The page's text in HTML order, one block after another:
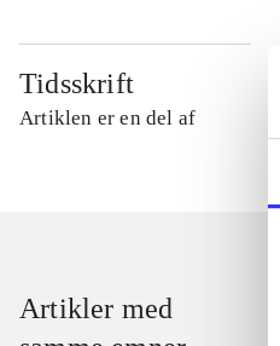
Tidsskrift
Artiklen er en del af
Artikler med